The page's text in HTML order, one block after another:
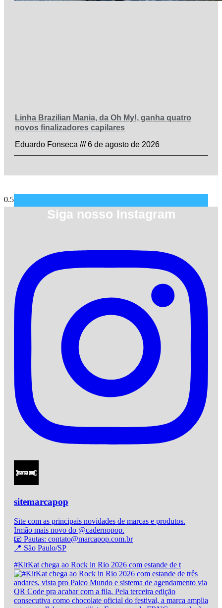
Linha Brazilian Mania, da Oh My!, ganha quatro
novos finalizadores capilares
Eduardo Fonseca
6 de agosto de 2026
Siga nosso Instagram
sitemarcapop
Site com as principais novidades de marcas e produtos.
Irmão mais novo do @cadernopop.
📧 Pautas: contato@marcapop.com.br
📍 São Paulo/SP
#KitKat chega ao Rock in Rio 2026 com estande de t